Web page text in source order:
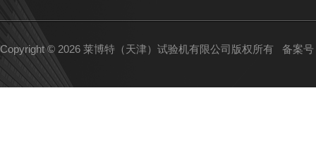
Copyright © 2026 莱博特（天津）试验机有限公司版权所有 备案号